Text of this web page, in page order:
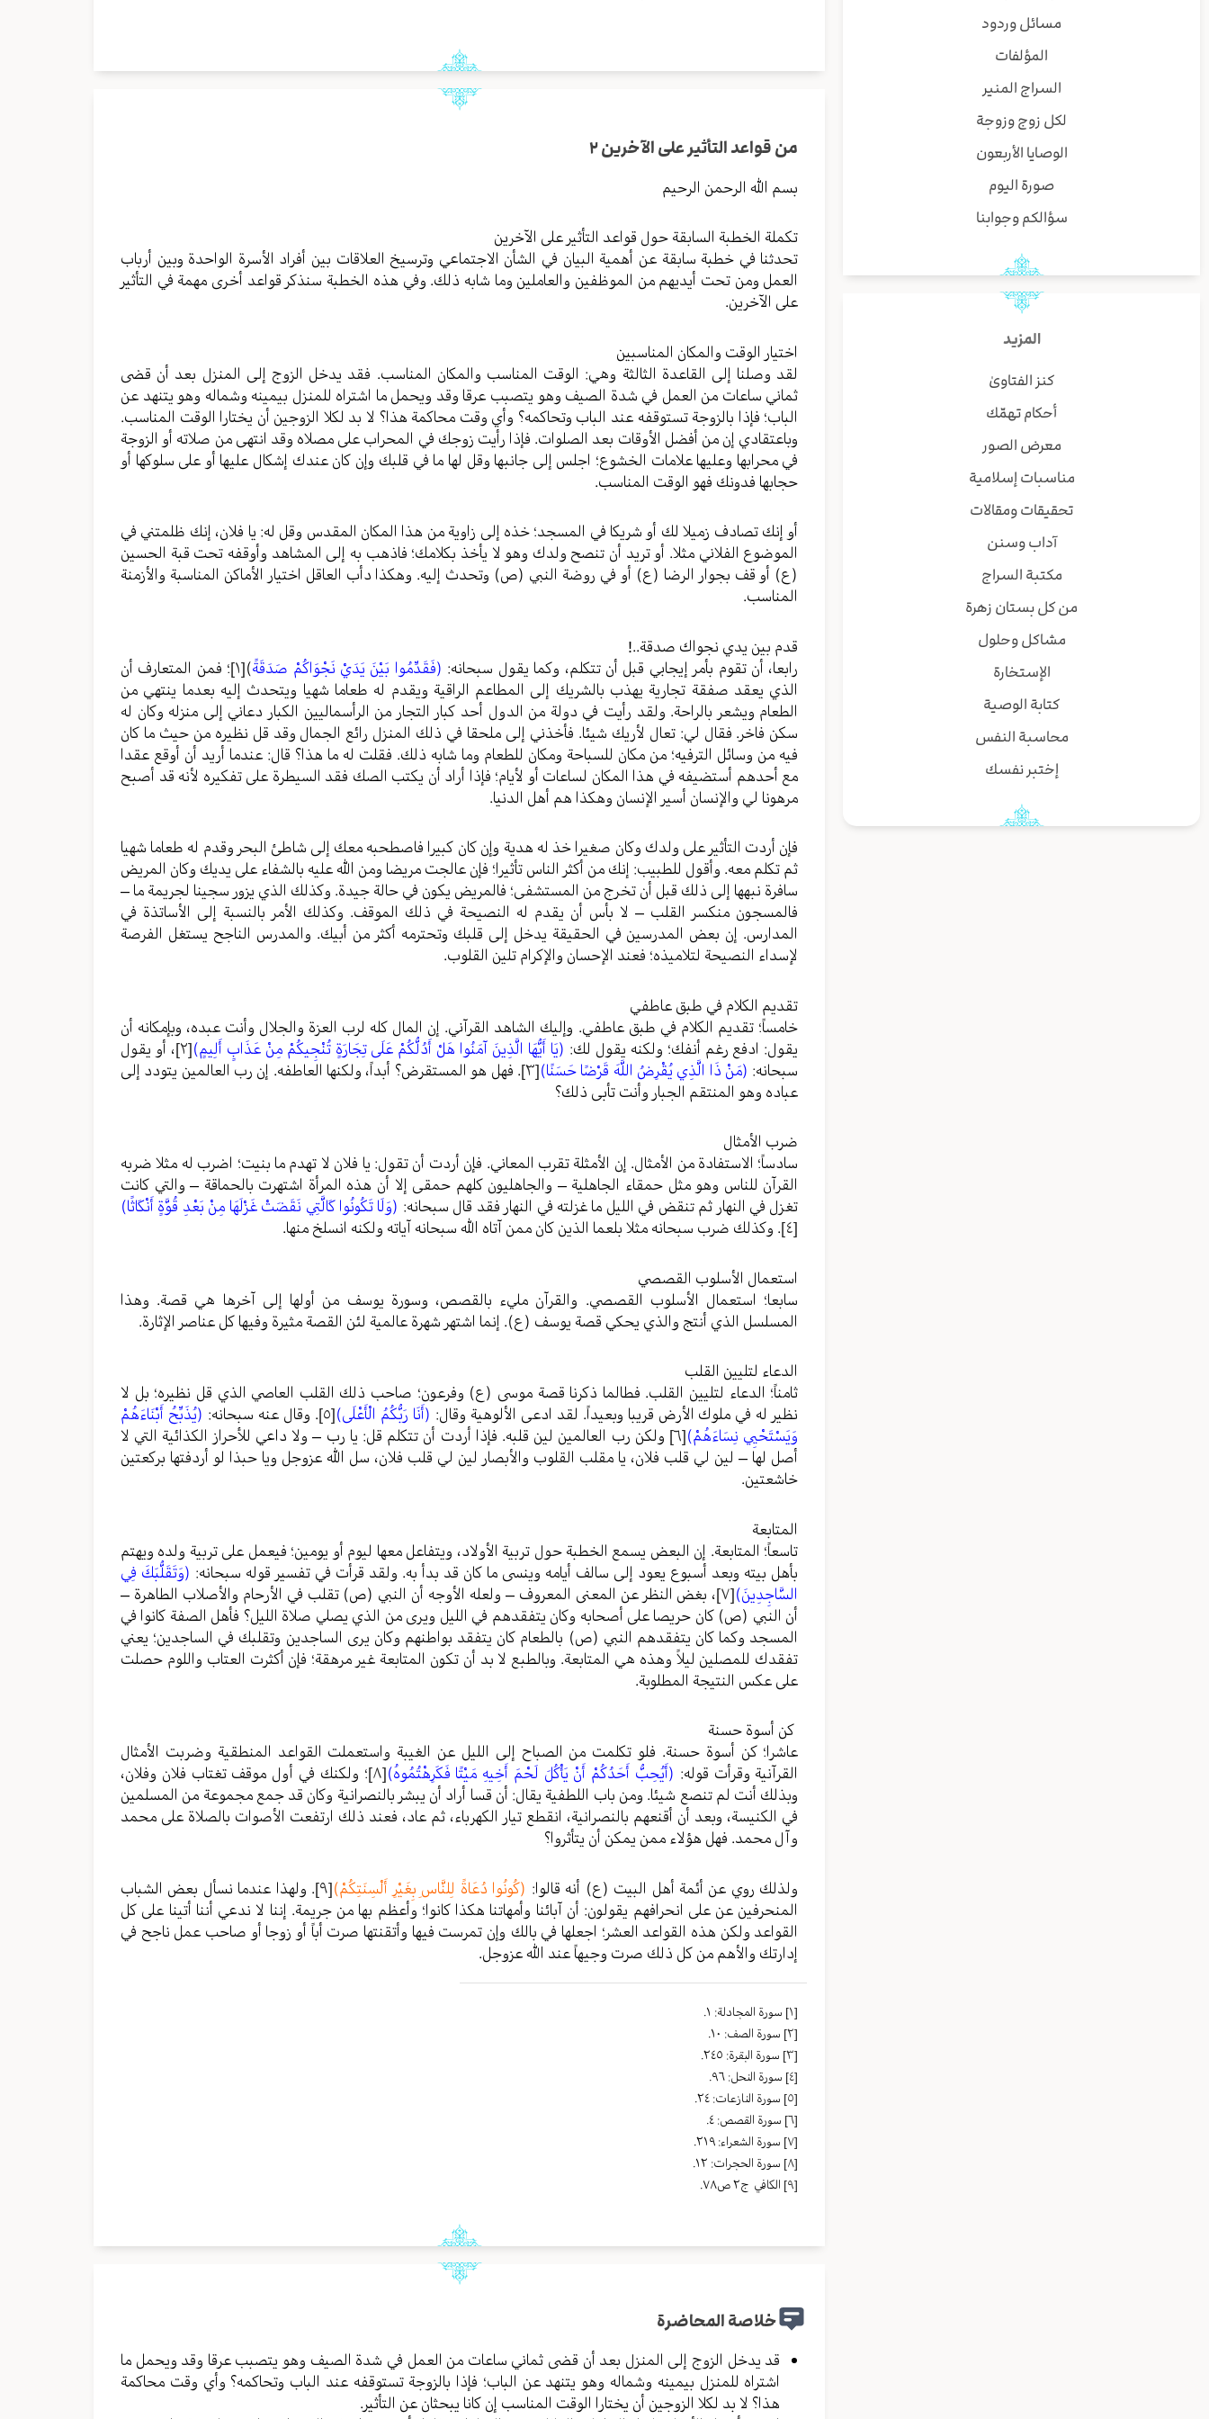
مسائل وردود
المؤلفات
السراج المنير
لكل زوج وزوجة
الوصايا الأربعون
صورة اليوم
سؤالكم وجوابنا
المزيد
كنز الفتاوىٰ
أحكام تهمّك
معرض الصور
مناسبات إسلامية
تحقيقات ومقالات
آداب وسنن
مكتبة السراج
من كل بستان زهرة
مشاكل وحلول
الإستخارة
كتابة الوصية
محاسبة النفس
إختبر نفسك
من قواعد التأثير على الآخرين ٢
بسم الله الرحمن الرحيم
تكملة الخطبة السابقة حول قواعد التأثير على الآخرين
تحدثنا في خطبة سابقة عن أهمية البيان في الشأن الاجتماعي وترسيخ العلاقات بين أفراد الأسرة الواحدة وبين أرباب
العمل ومن تحت أيديهم من الموظفين والعاملين وما شابه ذلك. وفي هذه الخطبة سنذكر قواعد أخرى مهمة في التأثير
على الآخرين.
اختيار الوقت والمكان المناسبين
لقد وصلنا إلى القاعدة الثالثة وهي: الوقت المناسب والمكان المناسب. فقد يدخل الزوج إلى المنزل بعد أن قضى
ثماني ساعات من العمل في شدة الصيف وهو يتصبب عرقا وقد ويحمل ما اشتراه للمنزل بيمينه وشماله وهو يتنهد عن
الباب؛ فإذا بالزوجة تستوقفه عند الباب وتحاكمه؟ وأي وقت محاكمة هذا؟ لا بد لكلا الزوجين أن يختارا الوقت المناسب.
وباعتقادي إن من أفضل الأوقات بعد الصلوات. فإذا رأيت زوجك في المحراب على مصلاه وقد انتهى من صلاته أو الزوجة
في محرابها وعليها علامات الخشوع؛ اجلس إلى جانبها وقل لها ما في قلبك وإن كان عندك إشكال عليها أو على سلوكها أو
حجابها فدونك فهو الوقت المناسب.
أو إنك تصادف زميلا لك أو شريكا في المسجد؛ خذه إلى زاوية من هذا المكان المقدس وقل له: يا فلان، إنك ظلمتني في
الموضوع الفلاني مثلا. أو تريد أن تنصح ولدك وهو لا يأخذ بكلامك؛ فاذهب به إلى المشاهد وأوقفه تحت قبة الحسين
(ع) أو قف بجوار الرضا (ع) أو في روضة النبي (ص) وتحدث إليه. وهكذا دأب العاقل اختيار الأماكن المناسبة والأزمنة
المناسب.
قدم بين يدي نجواك صدقة..!
رابعا، أن تقوم بأمر إيجابي قبل أن تتكلم، وكما يقول سبحانه: (فَقَدِّمُوا بَيْنَ يَدَيْ نَجْوَاكُمْ صَدَقَةً)[١]
؛ فمن المتعارف أن
الذي يعقد صفقة تجارية يهذب بالشريك إلى المطاعم الراقية ويقدم له طعاما شهيا ويتحدث إليه بعدما ينتهي من
الطعام ويشعر بالراحة. ولقد رأيت في دولة من الدول أحد كبار التجار من الرأسماليين الكبار دعاني إلى منزله وكان له
سكن فاخر. فقال لي: تعال لأريك شيئا. فأخذني إلى ملحقا في ذلك المنزل رائع الجمال وقد قل نظيره من حيث ما كان
فيه من وسائل الترفيه؛ من مكان للسباحة ومكان للطعام وما شابه ذلك. فقلت له ما هذا؟ قال: عندما أريد أن أوقع عقدا
مع أحدهم أستضيفه في هذا المكان لساعات أو لأيام؛ فإذا أراد أن يكتب الصك فقد السيطرة على تفكيره لأنه قد أصبح
مرهونا لي والإنسان أسير الإنسان وهكذا هم أهل الدنيا.
فإن أردت التأثير على ولدك وكان صغيرا خذ له هدية وإن كان كبيرا فاصطحبه معك إلى شاطئ البحر وقدم له طعاما شهيا
ثم تكلم معه. وأقول للطبيب: إنك من أكثر الناس تأثيرا؛ فإن عالجت مريضا ومن الله عليه بالشفاء على يديك وكان المريض
سافرة نبهها إلى ذلك قبل أن تخرج من المستشفى؛ فالمريض يكون في حالة جيدة. وكذلك الذي يزور سجينا لجريمة ما –
فالمسجون منكسر القلب – لا بأس أن يقدم له النصيحة في ذلك الموقف. وكذلك الأمر بالنسبة إلى الأساتذة في
المدارس. إن بعض المدرسين في الحقيقة يدخل إلى قلبك وتحترمه أكثر من أبيك. والمدرس الناجح يستغل الفرصة
لإسداء النصيحة لتلاميذه؛ فعند الإحسان والإكرام تلين القلوب.
تقديم الكلام في طبق عاطفي
خامساً؛ تقديم الكلام في طبق عاطفي. وإليك الشاهد القرآني. إن المال كله لرب العزة والجلال وأنت عبده، وبإمكانه أن
يقول: ادفع رغم أنفك؛ ولكنه يقول لك: (يَا أَيُّهَا الَّذِينَ آمَنُوا هَلْ أَدُلُّكُمْ عَلَى تِجَارَةٍ تُنْجِيكُمْ مِنْ عَذَابٍ أَلِيمٍ)[٢]
، أو يقول
سبحانه: (مَنْ ذَا الَّذِي يُقْرِضُ اللَّهَ قَرْضًا حَسَنًا)[٣]
. فهل هو المستقرض؟ أبداً، ولكنها العاطفه. إن رب العالمين يتودد إلى
عباده وهو المنتقم الجبار وأنت تأبى ذلك؟
ضرب الأمثال
سادساً؛ الاستفادة من الأمثال. إن الأمثلة تقرب المعاني. فإن أردت أن تقول: يا فلان لا تهدم ما بنيت؛ اضرب له مثلا ضربه
القرآن للناس وهو مثل حمقاء الجاهلية – والجاهليون كلهم حمقى إلا أن هذه المرأة اشتهرت بالحماقة – والتي كانت
تغزل في النهار ثم تنقض في الليل ما غزلته في النهار فقد قال سبحانه: (وَلَا تَكُونُوا كَالَّتِي نَقَضَتْ غَزْلَهَا مِنْ بَعْدِ قُوَّةٍ أَنْكَاثًا)
[٤]
. وكذلك ضرب سبحانه مثلا بلعما الذين كان ممن آتاه الله سبحانه آياته ولكنه انسلخ منها.
استعمال الأسلوب القصصي
سابعا؛ استعمال الأسلوب القصصي. والقرآن مليء بالقصص، وسورة يوسف من أولها إلى آخرها هي قصة. وهذا
المسلسل الذي أنتج والذي يحكي قصة يوسف (ع). إنما اشتهر شهرة عالمية لئن القصة مثيرة وفيها كل عناصر الإثارة.
الدعاء لتليين القلب
ثامناً؛ الدعاء لتليين القلب. فطالما ذكرنا قصة موسى (ع) وفرعون؛ صاحب ذلك القلب العاصي الذي قل نظيره؛ بل لا
نظير له في ملوك الأرض قريبا وبعيداً. لقد ادعى الألوهية وقال: (أَنَا رَبُّكُمُ الْأَعْلَى)[٥] . وقال عنه سبحانه: (يُذَبِّحُ أَبْنَاءَهُمْ
وَيَسْتَحْيِي نِسَاءَهُمْ)[٦]
ولكن رب العالمين لين قلبه. فإذا أردت أن تتكلم قل: يا رب – ولا داعي للأحراز الكذائية التي لا
أصل لها – لين لي قلب فلان، يا مقلب القلوب والأبصار لين لي قلب فلان، سل الله عزوجل ويا حبذا لو أردفتها بركعتين
خاشعتين.
المتابعة
تاسعاً؛ المتابعة. إن البعض يسمع الخطبة حول تربية الأولاد، ويتفاعل معها ليوم أو يومين؛ فيعمل على تربية ولده ويهتم
بأهل بيته وبعد أسبوع يعود إلى سالف أيامه وينسى ما كان قد بدأ به. ولقد قرأت في تفسير قوله سبحانه: (وَتَقَلُّبَكَ فِي
السَّاجِدِينَ)[٧]
، بغض النظر عن المعنى المعروف – ولعله الأوجه أن النبي (ص) تقلب في الأرحام والأصلاب الطاهرة –
أن النبي (ص) كان حريصا على أصحابه وكان يتفقدهم في الليل ويرى من الذي يصلي صلاة الليل؟ فأهل الصفة كانوا في
المسجد وكما كان يتفقدهم النبي (ص) بالطعام كان يتفقد بواطنهم وكان يرى الساجدين وتقلبك في الساجدين؛ يعني
تفقدك للمصلين ليلاً وهذه هي المتابعة. وبالطبع لا بد أن تكون المتابعة غير مرهقة؛ فإن أكثرت العتاب واللوم حصلت
على عكس النتيجة المطلوبة.
كن أسوة حسنة
عاشرا؛ كن أسوة حسنة. فلو تكلمت من الصباح إلى الليل عن الغيبة واستعملت القواعد المنطقية وضربت الأمثال
القرآنية وقرأت قوله: (أَيُحِبُّ أَحَدُكُمْ أَنْ يَأْكُلَ لَحْمَ أَخِيهِ مَيْتًا فَكَرِهْتُمُوهُ)[٨]
؛ ولكنك في أول موقف تغتاب فلان وفلان،
وبذلك أنت لم تنصع شيئا. ومن باب اللطفية يقال: أن قسا أراد أن يبشر بالنصرانية وكان قد جمع مجموعة من المسلمين
في الكنيسة، وبعد أن أقنعهم بالنصرانية، انقطع تيار الكهرباء، ثم عاد، فعند ذلك ارتفعت الأصوات بالصلاة على محمد
وآل محمد. فهل هؤلاء ممن يمكن أن يتأثروا؟
ولذلك روي عن أئمة أهل البيت (ع) أنه قالوا: (كُونُوا دُعَاةً لِلنَّاسِ بِغَيْرِ أَلْسِنَتِكُمْ)[٩]
. ولهذا عندما نسأل بعض الشباب
المنحرفين عن على انحرافهم يقولون: أن آبائنا وأمهاتنا هكذا كانوا؛ وأعظم بها من جريمة. إننا لا ندعي أننا أتينا على كل
القواعد ولكن هذه القواعد العشر؛ اجعلها في بالك وإن تمرست فيها وأتقنتها صرت أباً أو زوجا أو صاحب عمل ناجح في
إدارتك والأهم من كل ذلك صرت وجيهاً عند الله عزوجل.
[١]
سورة المجادلة: ١.
[٢]
سورة الصف: ١٠.
[٣]
سورة البقرة: ٢٤٥.
[٤]
سورة النحل: ٩٦.
[٥]
سورة النازعات: ٢٤.
[٦]
سورة القصص: ٤.
[٧]
سورة الشعراء: ٢١٩.
[٨]
سورة الحجرات: ١٢.
[٩]
الکافي ج٢ ص٧٨.
خلاصة المحاضرة
قد يدخل الزوج إلى المنزل بعد أن قضى ثماني ساعات من العمل في شدة الصيف وهو يتصبب عرقا وقد ويحمل ما
اشتراه للمنزل بيمينه وشماله وهو يتنهد عن الباب؛ فإذا بالزوجة تستوقفه عند الباب وتحاكمه؟ وأي وقت محاكمة
هذا؟ لا بد لكلا الزوجين أن يختارا الوقت المناسب إن كانا يبحثان عن التأثير.